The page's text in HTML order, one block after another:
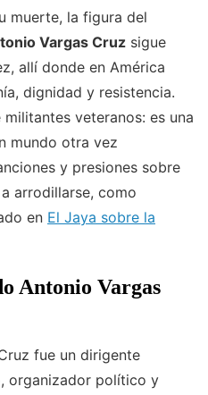
muerte, la figura del
Vargas Cruz sigue
allí donde en América
dignidad y resistencia.
veteranos: es una
mundo otra vez
y presiones sobre
arrodillarse, como
en El Jaya sobre la
Antonio Vargas
fue un dirigente
organizador político y